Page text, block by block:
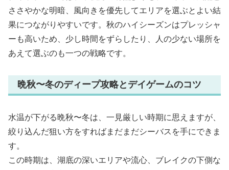
ささやかな明暗、風向きを優先してエリアを選ぶとよい結
果につながりやすいです。秋のハイシーズンはプレッシャ
ーも高いため、少し時間をずらしたり、人の少ない場所を
あえて選ぶのも一つの戦略です。
晩秋〜冬のディープ攻略とデイゲームのコツ
水温が下がる晩秋〜冬は、一見厳しい時期に思えますが、
絞り込んだ狙い方をすればまだまだシーバスを手にできま
す。
この時期は、湖底の深いエリアや流心、ブレイクの下側な